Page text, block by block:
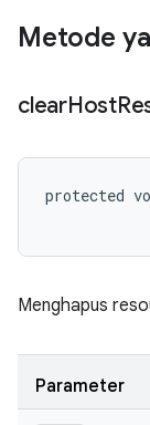
Metode
clearHost
protected
Menghapus
Parameter